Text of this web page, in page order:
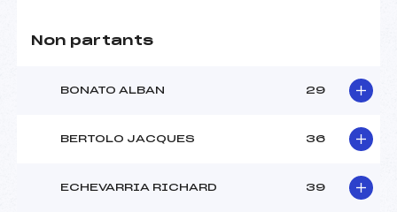
Non partants
BONATO ALBAN 29
BERTOLO JACQUES 36
ECHEVARRIA RICHARD 39